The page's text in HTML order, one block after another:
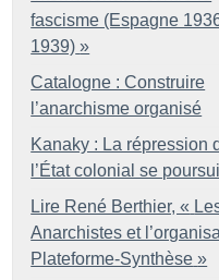
fascisme (Espagne
1939) »
Catalogne : Construire
l’anarchisme organisé
Kanaky : La répression
l’État colonial se
Lire René Berthier, «
Anarchistes et
Plateforme-Synthèse »